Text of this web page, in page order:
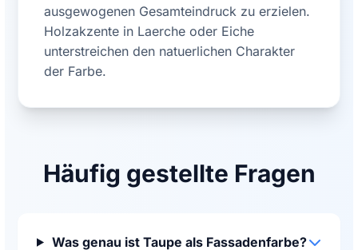
ausgewogenen Gesamteindruck zu erzielen.
Holzakzente in Laerche oder Eiche
unterstreichen den natuerlichen Charakter
der Farbe.
Häufig gestellte Fragen
Was genau ist Taupe als Fassadenfarbe?